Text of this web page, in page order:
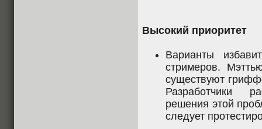
Высокий приоритет
Варианты
стримеров.
существуют
Разработчики
решения этой
следует